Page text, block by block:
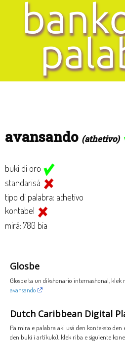
avansando (athetivo)
buki di oro
standarisá
tipo di palabra: athetivo
kontabel
mirá: 780 bia
Glosbe
Glosbe ta un dikshonario internashonal, klek
avansando
Dutch Caribbean Digital
Pa mira e palabra aki usá den konteksto
den buki i artíkulo), klek riba e siguiente